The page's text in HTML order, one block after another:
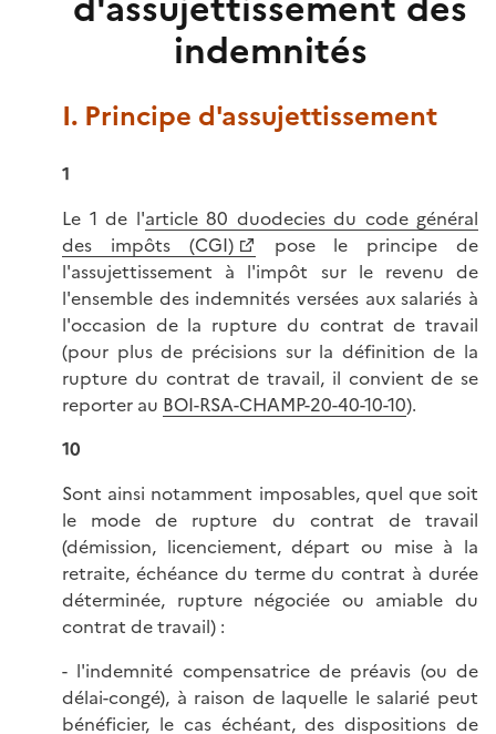
indemnités
I. Principe d'assujettissement
1
Le 1 de l'article 80 duodecies du code général
des impôts (CGI)
pose le principe de
l'assujettissement à l'impôt sur le revenu de
l'ensemble des indemnités versées aux salariés à
l'occasion de la rupture du contrat de travail
(pour plus de précisions sur la définition de la
rupture du contrat de travail, il convient de se
reporter au BOI-RSA-CHAMP-20-40-10-10).
10
Sont ainsi notamment imposables, quel que soit
le mode de rupture du contrat de travail
(démission, licenciement, départ ou mise à la
retraite, échéance du terme du contrat à durée
déterminée, rupture négociée ou amiable du
contrat de travail) :
- l'indemnité compensatrice de préavis (ou de
délai-congé), à raison de laquelle le salarié peut
bénéficier, le cas échéant, des dispositions de